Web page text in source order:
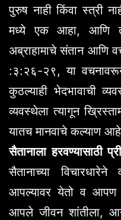
पुरुष नाही किंवा स्त्री
मध्ये एक आहा, आणि
अब्राहामाचे संतान आणि
:३:२६-२९, या वचनावरून
कुठल्याही भेदभावाची
व्यवस्थेला त्यागून
यातच मानवाचे कल्याण
सैतानाला हरवण्यासाठी
सैतानाच्या
आपल्यावर येतो व आपण
आपले जीवन शांतीला,